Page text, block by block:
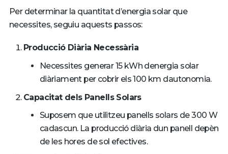
Per determinar la quantitat d’energia solar que
necessites, seguiu aquests passos:
Producció Diària Necessària
Necessites generar 15 kWh denergia solar
diàriament per cobrir els 100 km dautonomia.
Capacitat dels Panells Solars
Suposem que utilitzeu panells solars de 300 W
cadascun. La producció diària dun panell depèn
de les hores de sol efectives.